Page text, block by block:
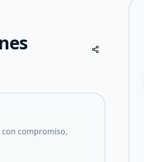
Compartir
Compartir
Compartir
Compartir en
compromiso,